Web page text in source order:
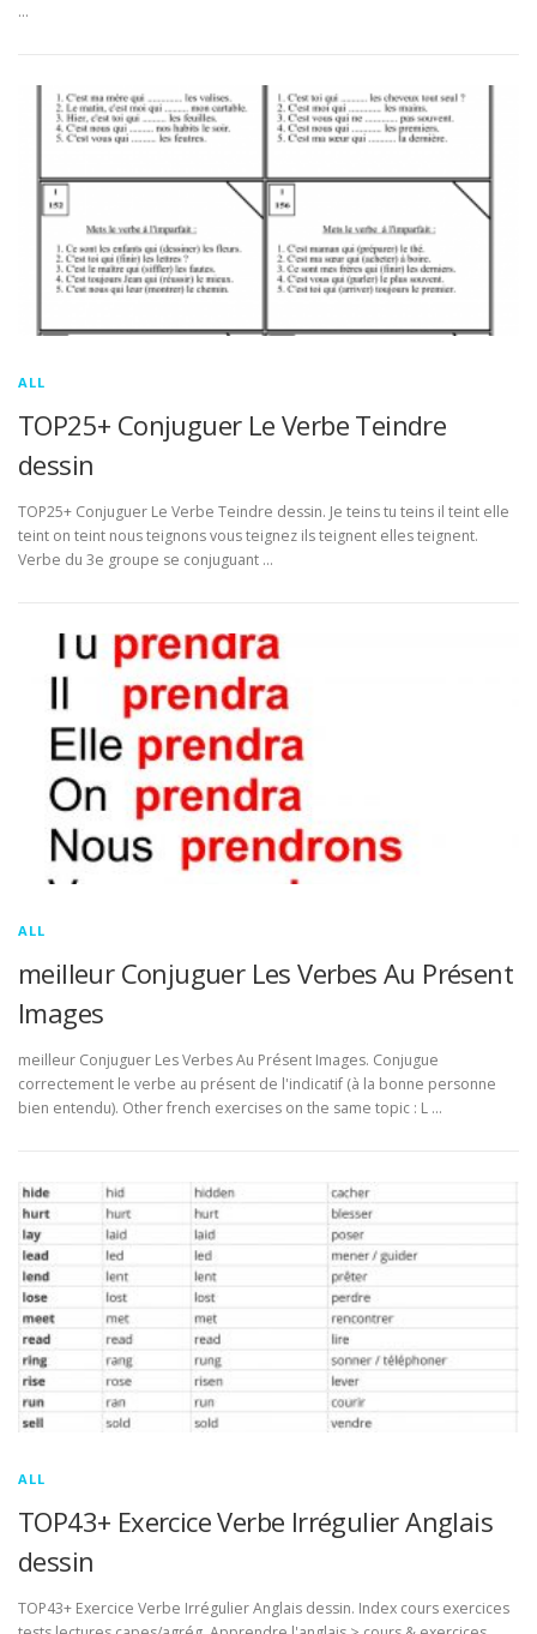
…
ALL
TOP25+ Conjuguer Le Verbe Teindre
dessin
TOP25+ Conjuguer Le Verbe Teindre dessin. Je teins tu teins il teint elle
teint on teint nous teignons vous teignez ils teignent elles teignent.
Verbe du 3e groupe se conjuguant …
ALL
meilleur Conjuguer Les Verbes Au Présent
Images
meilleur Conjuguer Les Verbes Au Présent Images. Conjugue
correctement le verbe au présent de l'indicatif (à la bonne personne
bien entendu). Other french exercises on the same topic : L …
ALL
TOP43+ Exercice Verbe Irrégulier Anglais
dessin
TOP43+ Exercice Verbe Irrégulier Anglais dessin. Index cours exercices